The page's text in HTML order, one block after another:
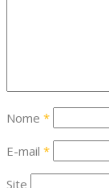
Nome *
E-mail *
Site